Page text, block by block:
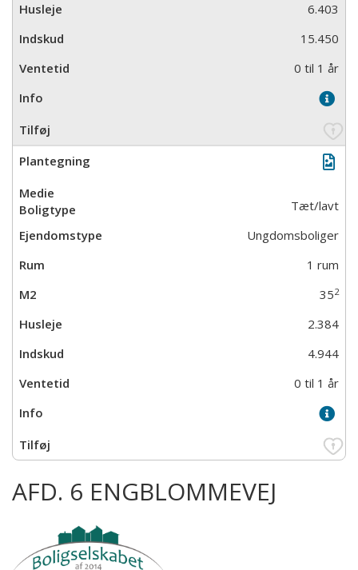
6.403
15.450
0 til 1 år
Tæt/lavt
Ungdomsboliger
1 rum
352
2.384
4.944
0 til 1 år
AFD. 6 ENGBLOMMEVEJ